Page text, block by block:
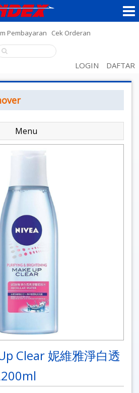
Pembayaran Cek Orderan
LOGIN DAFTAR
Menu
Clear 妮維雅淨白透